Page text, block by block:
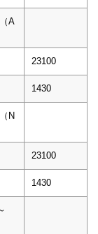
A
23100
1430
N
23100
1430